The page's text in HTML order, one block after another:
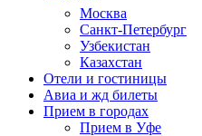
Москва
Санкт-Петербург
Узбекистан
Казахстан
Отели и гостиницы
Авиа и жд билеты
Прием в городах
Прием в Уфе